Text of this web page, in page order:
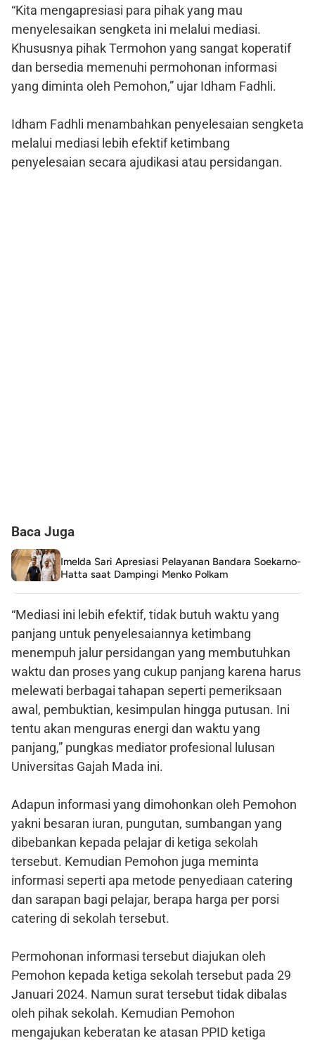
“Kita mengapresiasi para pihak yang mau
menyelesaikan sengketa ini melalui mediasi.
Khususnya pihak Termohon yang sangat koperatif
dan bersedia memenuhi permohonan informasi
yang diminta oleh Pemohon,” ujar Idham Fadhli.
Idham Fadhli menambahkan penyelesaian sengketa
melalui mediasi lebih efektif ketimbang
penyelesaian secara ajudikasi atau persidangan.
Baca Juga
Imelda Sari Apresiasi Pelayanan Bandara Soekarno-
Hatta saat Dampingi Menko Polkam
“Mediasi ini lebih efektif, tidak butuh waktu yang
panjang untuk penyelesaiannya ketimbang
menempuh jalur persidangan yang membutuhkan
waktu dan proses yang cukup panjang karena harus
melewati berbagai tahapan seperti pemeriksaan
awal, pembuktian, kesimpulan hingga putusan. Ini
tentu akan menguras energi dan waktu yang
panjang,” pungkas mediator profesional lulusan
Universitas Gajah Mada ini.
Adapun informasi yang dimohonkan oleh Pemohon
yakni besaran iuran, pungutan, sumbangan yang
dibebankan kepada pelajar di ketiga sekolah
tersebut. Kemudian Pemohon juga meminta
informasi seperti apa metode penyediaan catering
dan sarapan bagi pelajar, berapa harga per porsi
catering di sekolah tersebut.
Permohonan informasi tersebut diajukan oleh
Pemohon kepada ketiga sekolah tersebut pada 29
Januari 2024. Namun surat tersebut tidak dibalas
oleh pihak sekolah. Kemudian Pemohon
mengajukan keberatan ke atasan PPID ketiga